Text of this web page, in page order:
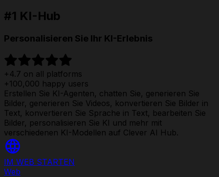
#1 KI-Hub
Personalisieren Sie Ihr KI-Erlebnis
+4.7 on all platforms
+100,000 happy users
Erstellen Sie KI-Agenten, chatten Sie, generieren Sie
Bilder, generieren Sie Videos, konvertieren Sie Bilder in
Text, konvertieren Sie Sprache in Text, bearbeiten Sie
Bilder, personalisieren Sie KI und mehr mit
verschiedenen KI-Modellen auf Clever AI Hub.
IM WEB STARTEN
Web